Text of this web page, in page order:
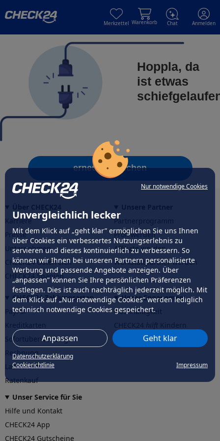
Nur notwendige Cookies
Unvergleichlich lecker
Mit dem Klick auf „geht klar” ermöglichen Sie uns Ihnen
über Cookies ein verbessertes Nutzungserlebnis zu
servieren und dieses kontinuierlich zu verbessern. So
können wir Ihnen bei unseren Partnern personalisierte
Werbung und passende Angebote anzeigen. Über
„anpassen” können Sie Ihre persönlichen Präferenzen
festlegen. Dies ist auch nachträglich jederzeit möglich. Mit
dem Klick auf „Nur notwendige Cookies” werden lediglich
technisch notwendige Cookies gespeichert.
Anpassen Geht klar
Datenschutzerklärung
Cookierichtlinie
Impressum
Merkzettel Warenkorb Chat Anmelden
Hoppla, da
ist etwas
erneut versuchen
Karriere
Presse
Unternehmen
CHECK24 Österreich
CHECK24 Spanien
Partnerprogramm
Profi werden
Affiliate werden
Werkstattpartner werden
CHECK24 Zahlungsarten
PayPal
Sofortüberweisung
Rechnung
Lastschrift
Ratenkauf
Unser Engagement
Nachhaltigkeit
CHECK24hilftder Natur
Unser Service für Sie
Hilfe und Kontakt
CHECK24 App
CHECK24 Gutscheine